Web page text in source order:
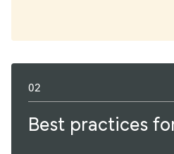
02
Best practices